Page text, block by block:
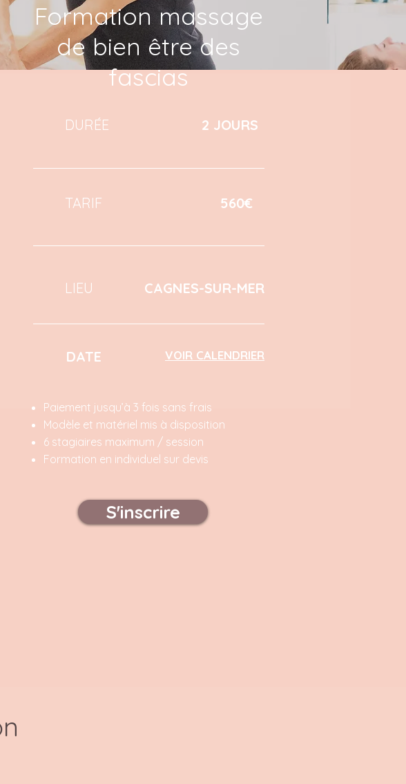
Formation massage
de bien être des
fascias
2 JOURS
560€
Paiement jusqu’à 3 fois sans frais
Modèle et matériel mis à disposition
6 stagiaires maximum / session
Formation en individuel sur devis
CAGNES-SUR-MER
LIEU
TARIF
DURÉE
VOIR CALENDRIER
DATE
S'inscrire